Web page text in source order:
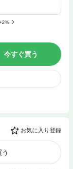
今すぐ買う
お気に入り登録